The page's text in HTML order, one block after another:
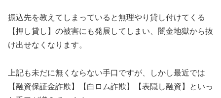
振込先を教えてしまっていると無理やり貸し付けてくる
【押し貸し】の被害にも発展してしまい、闇金地獄から抜
け出せなくなります。
上記も未だに無くならない手口ですが、しかし最近では
【融資保証金詐欺】【白ロム詐欺】【表隠し融資】といっ